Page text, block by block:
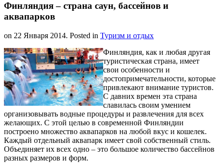
Финляндия – страна саун, бассейнов и
аквапарков
on 22 Января 2014. Posted in Туризм и отдых
Финляндия, как и любая другая
туристическая страна, имеет
свои особенности и
достопримечательности, которые
привлекают внимание туристов.
С давних времен эта страна
славилась своим умением
организовывать водные процедуры и развлечения для всех
желающих. С этой целью в современной Финляндии
построено множество аквапарков на любой вкус и кошелек.
Каждый отдельный аквапарк имеет свой собственный стиль.
Объединяет их всех одно – это большое количество бассейнов
разных размеров и форм.